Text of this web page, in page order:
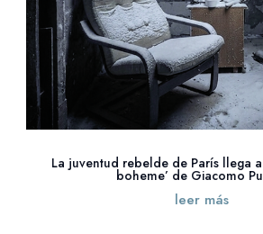
La juventud rebelde de París llega
boheme’ de Giacomo
leer más